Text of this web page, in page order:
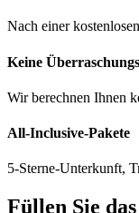
Nach einer
Keine
Wir berechnen Ihnen
All-Inclusive-Pakete
5-Sterne-Unterkunft,
Füllen Sie